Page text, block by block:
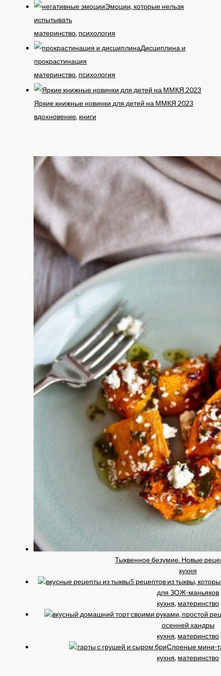
Эмоции, которые нельзя
испытывать
материнство, психология
Дисциплина и
прокрастинация
материнство, психология
Яркие книжные новинки для детей на ММКЯ 2023
вдохновение, книги
Тыквенное безумие. Новые
кухня
5 рецептов из тыквы,
для ЗОЖ-маньяков
кухня, материнство
осенней хандры
кухня, материнство
Слоеные мини-
кухня, материнство